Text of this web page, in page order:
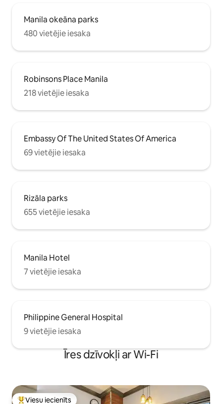
Manila okeāna parks
480 vietējie iesaka
Robinsons Place Manila
218 vietējie iesaka
Embassy Of The United States Of America
69 vietējie iesaka
Rizāla parks
655 vietējie iesaka
Manila Hotel
7 vietējie iesaka
Philippine General Hospital
9 vietējie iesaka
Īres dzīvokļi ar Wi-Fi
Viesu iecienīts